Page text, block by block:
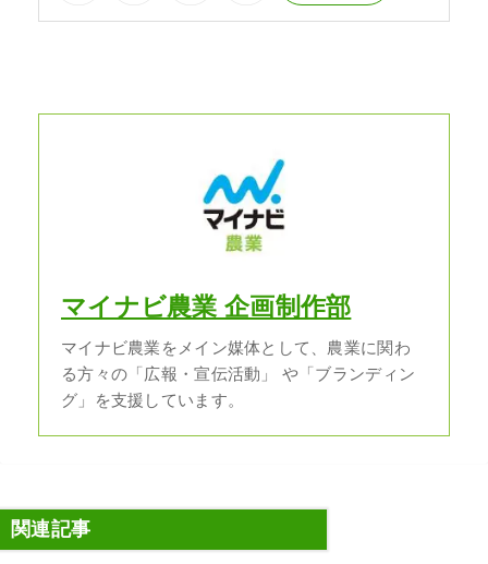
マイナビ農業 企画制作部
マイナビ農業をメイン媒体として、農業に関わ
る方々の「広報・宣伝活動」 や「ブランディン
グ」を支援しています。
関連記事